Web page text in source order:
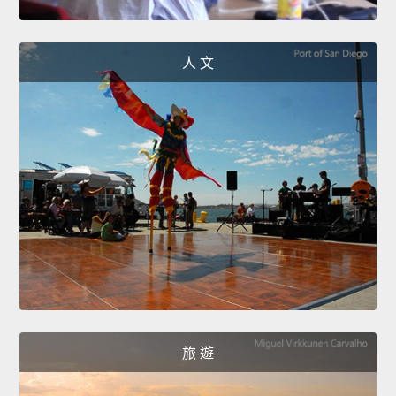
人 文
旅 遊